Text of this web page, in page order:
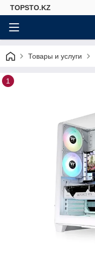
TOPSTO.KZ
Товары и услуги
1